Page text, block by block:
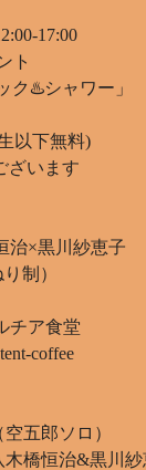
17:00
ト
ク♨️シャワー」
以下無料)
ざいます
治×黒川紗恵子
制）
チア食堂
coffee
五郎ソロ）
橋恒治&黒川紗